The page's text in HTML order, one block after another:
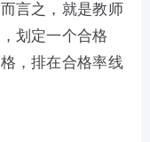
言之，就是教师
划定一个合格
，排在合格率线